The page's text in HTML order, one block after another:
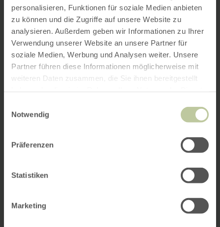
personalisieren, Funktionen für soziale Medien anbieten
zu können und die Zugriffe auf unsere Website zu
analysieren. Außerdem geben wir Informationen zu Ihrer
Verwendung unserer Website an unsere Partner für
soziale Medien, Werbung und Analysen weiter. Unsere
Partner führen diese Informationen möglicherweise mit
weiteren Daten zusammen, die Sie ihnen bereitgestellt
Notwendig
Präferenzen
Statistiken
Marketing